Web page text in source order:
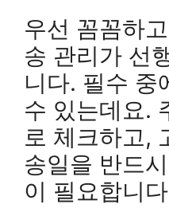
우선 꼼꼼하
송 관리가 선
니다. 필수 중
수 있는데요.
로 체크하고,
송일을 반드
이 필요합니